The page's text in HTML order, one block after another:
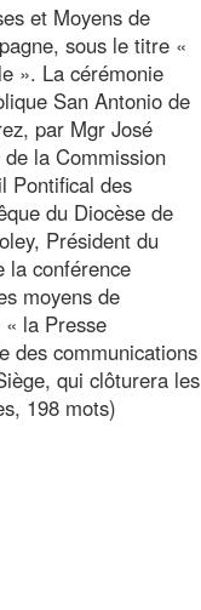
et Moyens de
sous le titre «
». La cérémonie
San Antonio de
par Mgr José
la Commission
Pontifical des
du Diocèse de
Président du
la conférence
moyens de
la Presse
des communications
qui clôturera les
198 mots)